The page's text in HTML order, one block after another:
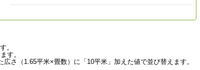
。
す。
さ（1.65平米×畳数）に「10平米」加えた値で並び替えます。